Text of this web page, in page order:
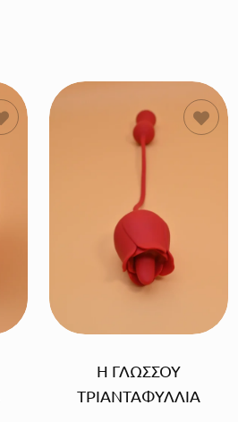
ΠΡΟΣΘΗΚΗ
Η ΓΛΩΣΣΟΥ
ΤΡΙΑΝΤΑΦΥΛΛΙΑ